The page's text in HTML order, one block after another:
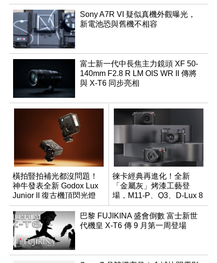
Sony A7R VI 疑似真機外觀曝光，
新電池恐與舊機不相容
富士新一代中長焦主力鏡頭 XF 50-
140mm F2.8 R LM OIS WR II 傳將
與 X-T6 同步亮相
橫拍豎拍補光都沒問題！
神牛發表全新 Godox Lux
Junior II 復古機頂閃光燈
徠卡經典再進化！全新
「金屬灰」烤漆工藝登
場，M11-P、Q3、D-Lux 8
領銜換裝
巴黎 FUJIKINA 盛會倒數 富士新世
代機皇 X-T6 傳 9 月第一周登場